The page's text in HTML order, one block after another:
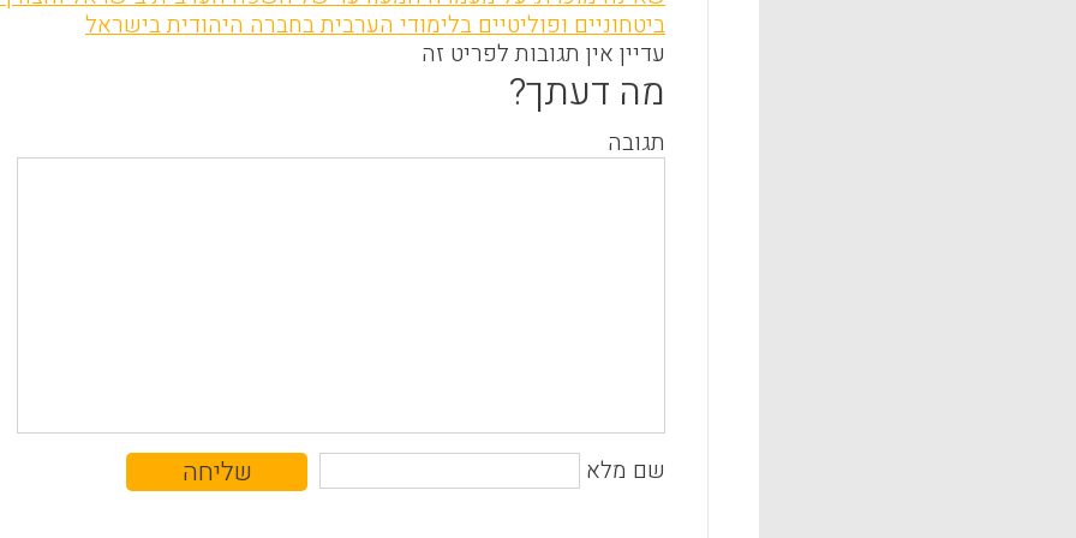
ביטחוניים ופוליטיים בלימודי הערבית בחברה היהודית בישראל
עדיין אין תגובות לפריט זה
מה דעתך?
תגובה
שם מלא